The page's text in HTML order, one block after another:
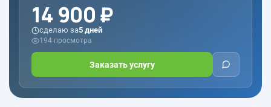
14 900 ₽
сделаю за5 дней
194 просмотра
Заказать услугу